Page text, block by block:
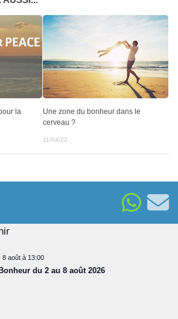
la
Une zone du bonheur dans le
cerveau ?
11/04/22
8 août à 13:00
du 2 au 8 août 2026